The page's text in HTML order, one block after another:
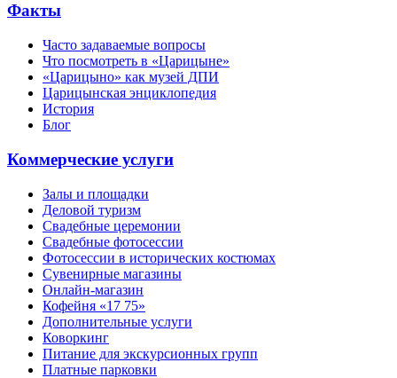
Факты
Часто задаваемые вопросы
Что посмотреть в «Царицыне»
«Царицыно» как музей ДПИ
Царицынская энциклопедия
История
Блог
Коммерческие услуги
Залы и площадки
Деловой туризм
Свадебные церемонии
Свадебные фотосессии
Фотосессии в исторических костюмах
Сувенирные магазины
Онлайн-магазин
Кофейня «17 75»
Дополнительные услуги
Коворкинг
Питание для экскурсионных групп
Платные парковки